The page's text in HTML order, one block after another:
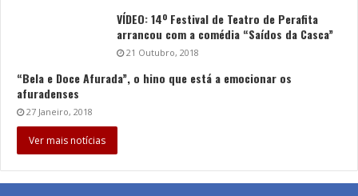
VÍDEO: 14º Festival de Teatro de Perafita
arrancou com a comédia “Saídos da Casca”
21 Outubro, 2018
“Bela e Doce Afurada”, o hino que está a emocionar os
afuradenses
27 Janeiro, 2018
Ver mais notícias